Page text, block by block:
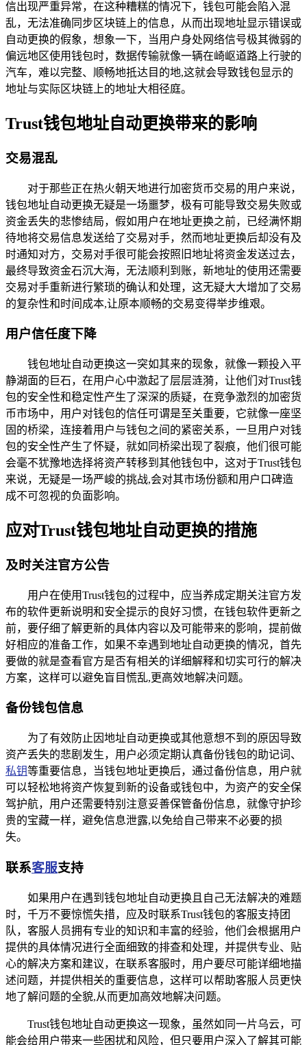
信出现严重异常，在这种糟糕的情况下，钱包可能会陷入混
乱，无法准确同步区块链上的信息，从而出现地址显示错误或
自动更换的假象，想象一下，当用户身处网络信号极其微弱的
偏远地区使用钱包时，数据传输就像一辆在崎岖道路上行驶的
汽车，难以完整、顺畅地抵达目的地,这就会导致钱包显示的
地址与实际区块链上的地址大相径庭。
Trust钱包地址自动更换带来的影响
交易混乱
对于那些正在热火朝天地进行加密货币交易的用户来说，
钱包地址自动更换无疑是一场噩梦，极有可能导致交易失败或
资金丢失的悲惨结局，假如用户在地址更换之前，已经满怀期
待地将交易信息发送给了交易对手，然而地址更换后却没有及
时通知对方，交易对手很可能会按照旧地址将资金发送过去，
最终导致资金石沉大海，无法顺利到账，新地址的使用还需要
交易对手重新进行繁琐的确认和处理，这无疑大大增加了交易
的复杂性和时间成本,让原本顺畅的交易变得举步维艰。
用户信任度下降
钱包地址自动更换这一突如其来的现象，就像一颗投入平
静湖面的巨石，在用户心中激起了层层涟漪，让他们对Trust钱
包的安全性和稳定性产生了深深的质疑，在竞争激烈的加密货
币市场中，用户对钱包的信任可谓是至关重要，它就像一座坚
固的桥梁，连接着用户与钱包之间的紧密关系，一旦用户对钱
包的安全性产生了怀疑，就如同桥梁出现了裂痕，他们很可能
会毫不犹豫地选择将资产转移到其他钱包中，这对于Trust钱包
来说，无疑是一场严峻的挑战,会对其市场份额和用户口碑造
成不可忽视的负面影响。
应对Trust钱包地址自动更换的措施
及时关注官方公告
用户在使用Trust钱包的过程中，应当养成定期关注官方发
布的软件更新说明和安全提示的良好习惯，在钱包软件更新之
前，要仔细了解更新的具体内容以及可能带来的影响，提前做
好相应的准备工作，如果不幸遇到地址自动更换的情况，首先
要做的就是查看官方是否有相关的详细解释和切实可行的解决
方案，这样可以避免盲目慌乱,更高效地解决问题。
备份钱包信息
为了有效防止因地址自动更换或其他意想不到的原因导致
资产丢失的悲剧发生，用户必须定期认真备份钱包的助记词、
私钥等重要信息，当钱包地址更换后，通过备份信息，用户就
可以轻松地将资产恢复到新的设备或钱包中，为资产的安全保
驾护航，用户还需要特别注意妥善保管备份信息，就像守护珍
贵的宝藏一样，避免信息泄露,以免给自己带来不必要的损
失。
联系客服支持
如果用户在遇到钱包地址自动更换且自己无法解决的难题
时，千万不要惊慌失措，应及时联系Trust钱包的客服支持团
队，客服人员拥有专业的知识和丰富的经验，他们会根据用户
提供的具体情况进行全面细致的排查和处理，并提供专业、贴
心的解决方案和建议，在联系客服时，用户要尽可能详细地描
述问题，并提供相关的重要信息，这样可以帮助客服人员更快
地了解问题的全貌,从而更加高效地解决问题。
Trust钱包地址自动更换这一现象，虽然如同一片乌云，可
能会给用户带来一些困扰和风险，但只要用户深入了解其可能